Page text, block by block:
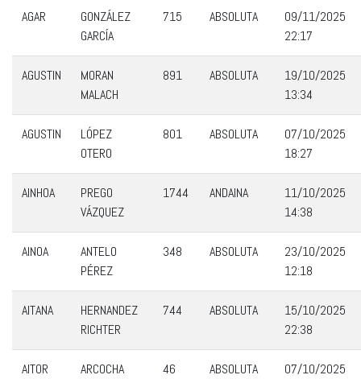
AGAR
GONZÁLEZ
GARCÍA
715 ABSOLUTA
09/11/2025
22:17
AGUSTIN
MORAN
MALACH
891 ABSOLUTA
19/10/2025
13:34
AGUSTIN
LÓPEZ
OTERO
801 ABSOLUTA
07/10/2025
18:27
AINHOA
PREGO
VÁZQUEZ
1744 ANDAINA
11/10/2025
14:38
AINOA
ANTELO
PÉREZ
348 ABSOLUTA
23/10/2025
12:18
AITANA
HERNANDEZ
RICHTER
744 ABSOLUTA
15/10/2025
22:38
AITOR
ARCOCHA
46 ABSOLUTA
07/10/2025